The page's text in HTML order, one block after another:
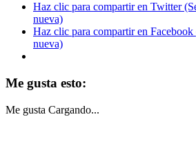
Haz clic para compartir en Twitter
nueva)
Haz clic para compartir en Facebook
nueva)
Me gusta esto:
Me gusta Cargando...